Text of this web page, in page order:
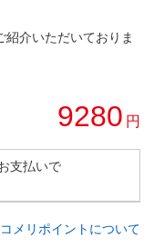
介いただいておりま
9280 円
支払いで
コメリポイントについて